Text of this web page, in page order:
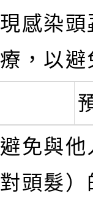
現感染
療，以
避免與
對頭髮